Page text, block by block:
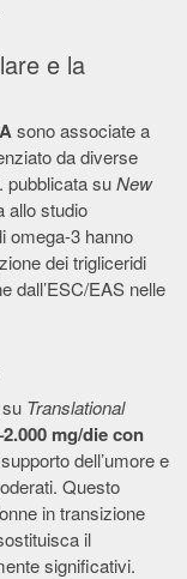
e la
sono associate a
da diverse
pubblicata suNew
allo studio
omega-3 hanno
dei trigliceridi
dall’ESC/EAS nelle
Translational
mg/die con
dell’umore e
Questo
in transizione
il
significativi.